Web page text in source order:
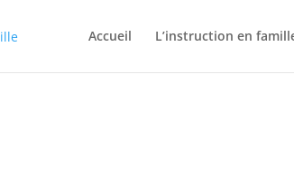
Accueil L’instruction en